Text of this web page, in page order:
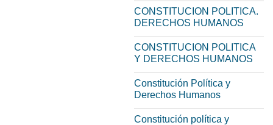
CONSTITUCION POLITICA.
DERECHOS HUMANOS
CONSTITUCION POLITICA
Y DERECHOS HUMANOS
Constitución Política y
Derechos Humanos
Constitución política y